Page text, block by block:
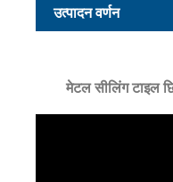
उत्पादन वर्णन
मेटल सीलिंग टाइल